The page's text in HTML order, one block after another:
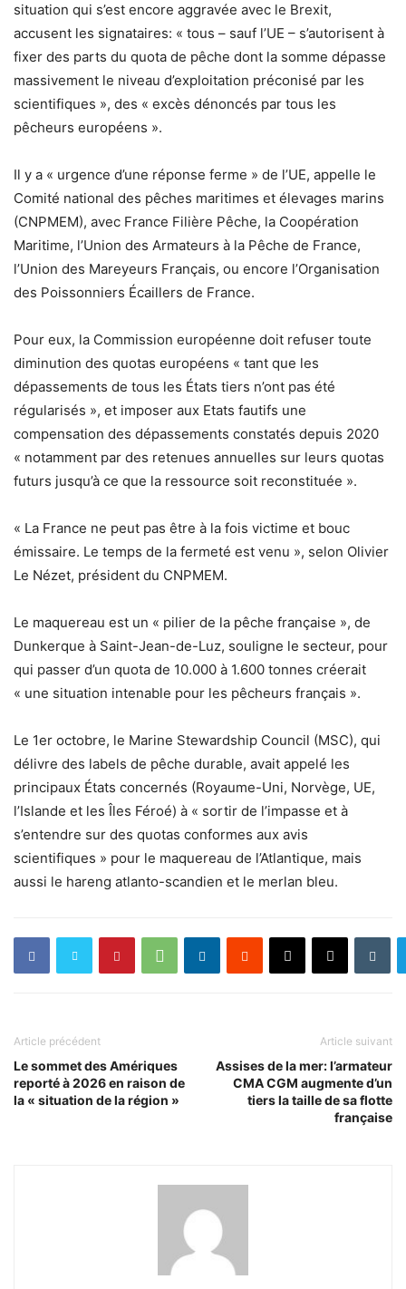
situation qui s’est encore aggravée avec le Brexit,
accusent les signataires: « tous – sauf l’UE – s’autorisent à
fixer des parts du quota de pêche dont la somme dépasse
massivement le niveau d’exploitation préconisé par les
scientifiques », des « excès dénoncés par tous les
pêcheurs européens ».
Il y a « urgence d’une réponse ferme » de l’UE, appelle le
Comité national des pêches maritimes et élevages marins
(CNPMEM), avec France Filière Pêche, la Coopération
Maritime, l’Union des Armateurs à la Pêche de France,
l’Union des Mareyeurs Français, ou encore l’Organisation
des Poissonniers Écaillers de France.
Pour eux, la Commission européenne doit refuser toute
diminution des quotas européens « tant que les
dépassements de tous les États tiers n’ont pas été
régularisés », et imposer aux Etats fautifs une
compensation des dépassements constatés depuis 2020
« notamment par des retenues annuelles sur leurs quotas
futurs jusqu’à ce que la ressource soit reconstituée ».
« La France ne peut pas être à la fois victime et bouc
émissaire. Le temps de la fermeté est venu », selon Olivier
Le Nézet, président du CNPMEM.
Le maquereau est un « pilier de la pêche française », de
Dunkerque à Saint-Jean-de-Luz, souligne le secteur, pour
qui passer d’un quota de 10.000 à 1.600 tonnes créerait
« une situation intenable pour les pêcheurs français ».
Le 1er octobre, le Marine Stewardship Council (MSC), qui
délivre des labels de pêche durable, avait appelé les
principaux États concernés (Royaume-Uni, Norvège, UE,
l’Islande et les Îles Féroé) à « sortir de l’impasse et à
s’entendre sur des quotas conformes aux avis
scientifiques » pour le maquereau de l’Atlantique, mais
aussi le hareng atlanto-scandien et le merlan bleu.
Article précédent
Le sommet des Amériques
reporté à 2026 en raison de
la « situation de la région »
Article suivant
Assises de la mer: l’armateur
CMA CGM augmente d’un
tiers la taille de sa flotte
française